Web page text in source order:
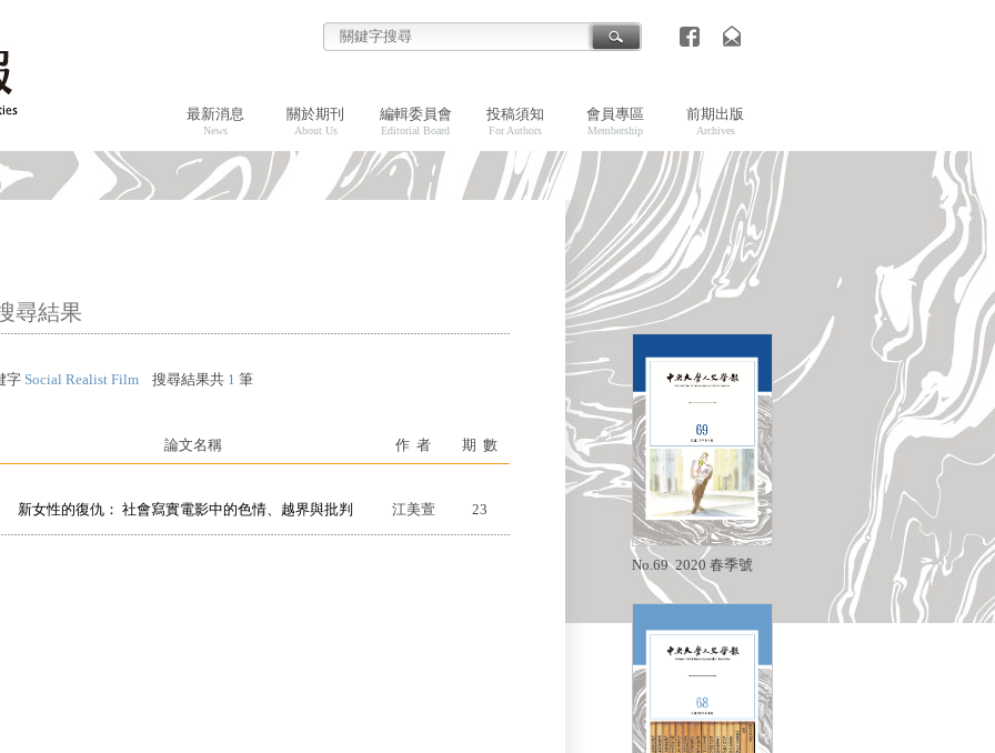
最新消息
News
關於期刊
About Us
編輯委員會
Editorial Board
投稿須知
For Authors
會員專區
Membership
前期出版
Archives
尋結果
字 Social Realist Film 搜尋結果共 1 筆
論文名稱 作 者 期 數
新女性的復仇： 社會寫實電影中的色情、越界與批判 江美萱 23
No.69 2020 春季號